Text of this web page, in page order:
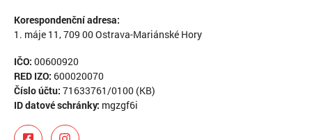
Korespondenční adresa:
1. máje 11, 709 00 Ostrava-Mariánské Hory
IČO: 00600920
RED IZO: 600020070
Číslo účtu: 71633761/0100 (KB)
ID datové schránky: mgzgf6i